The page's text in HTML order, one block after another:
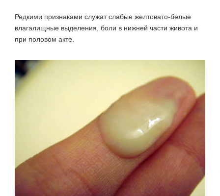
Редкими признаками служат слабые желтовато-белые
влагалищные выделения, боли в нижней части живота и
при половом акте.